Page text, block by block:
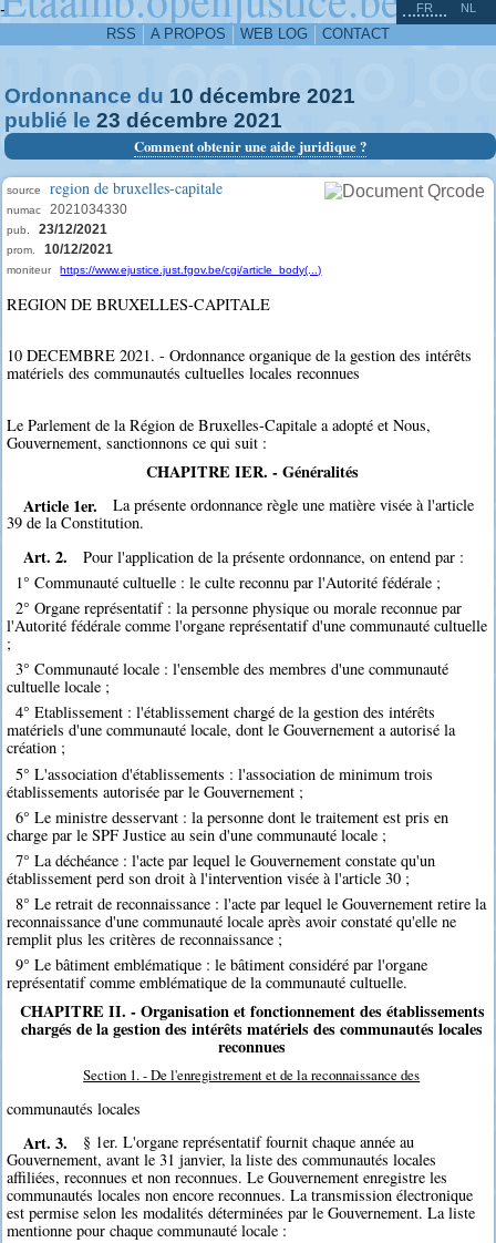
-
RSS A PROPOS WEB LOG CONTACT
FR NL
Ordonnance du 10 décembre 2021
publié le 23 décembre 2021
Comment obtenir une aide juridique ?
source region de bruxelles-capitale
numac 2021034330
pub. 23/12/2021
prom. 10/12/2021
moniteur https://www.ejustice.just.fgov.be/cgi/article_body(...)
REGION DE BRUXELLES-CAPITALE
10 DECEMBRE 2021. - Ordonnance organique de la gestion des intérêts
matériels des communautés cultuelles locales reconnues
Le Parlement de la Région de Bruxelles-Capitale a adopté et Nous,
Gouvernement, sanctionnons ce qui suit :
CHAPITRE IER. - Généralités
Article 1er.
La présente ordonnance règle une matière visée à l'article
39 de la Constitution.
Art. 2.
Pour l'application de la présente ordonnance, on entend par :
1° Communauté cultuelle : le culte reconnu par l'Autorité fédérale ;
2° Organe représentatif : la personne physique ou morale reconnue par
l'Autorité fédérale comme l'organe représentatif d'une communauté cultuelle
;
3° Communauté locale : l'ensemble des membres d'une communauté
cultuelle locale ;
4° Etablissement : l'établissement chargé de la gestion des intérêts
matériels d'une communauté locale, dont le Gouvernement a autorisé la
création ;
5° L'association d'établissements : l'association de minimum trois
établissements autorisée par le Gouvernement ;
6° Le ministre desservant : la personne dont le traitement est pris en
charge par le SPF Justice au sein d'une communauté locale ;
7° La déchéance : l'acte par lequel le Gouvernement constate qu'un
établissement perd son droit à l'intervention visée à l'article 30 ;
8° Le retrait de reconnaissance : l'acte par lequel le Gouvernement retire la
reconnaissance d'une communauté locale après avoir constaté qu'elle ne
remplit plus les critères de reconnaissance ;
9° Le bâtiment emblématique : le bâtiment considéré par l'organe
représentatif comme emblématique de la communauté cultuelle.
CHAPITRE II. - Organisation et fonctionnement des établissements
chargés de la gestion des intérêts matériels des communautés locales
reconnues
Section 1. - De l'enregistrement et de la reconnaissance des
communautés locales
Art. 3.
§ 1er. L'organe représentatif fournit chaque année au
Gouvernement, avant le 31 janvier, la liste des communautés locales
affiliées, reconnues et non reconnues. Le Gouvernement enregistre les
communautés locales non encore reconnues. La transmission électronique
est permise selon les modalités déterminées par le Gouvernement. La liste
mentionne pour chaque communauté locale :
^